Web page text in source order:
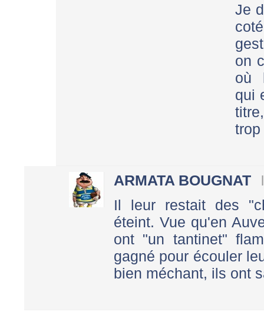
Je
on
où
qui
ARMATA BOUGNAT
Il leur restait des
éteint. Vue qu'en
ont "un tantinet"
gagné pour écouler
bien méchant, ils ont